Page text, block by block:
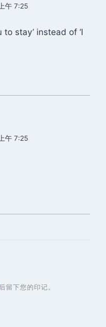
午 7:25
stay’ instead of ‘I
午 7:25
后留下您的印记。